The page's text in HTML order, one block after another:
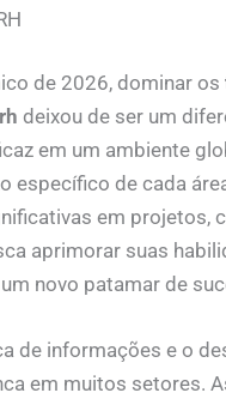
de 2026, dominar os
deixou de ser um
em um ambiente
específico de cada
em projetos,
aprimorar suas
novo patamar de
de informações e o
em muitos setores.